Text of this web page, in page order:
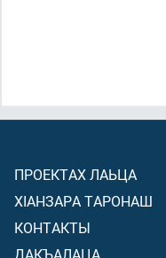
ПРОЕКТАХ ЛАЬЦА
ХIАНЗАРА ТАРОНАШ
КОНТАКТЫ
ДАКЪАЛАЦА